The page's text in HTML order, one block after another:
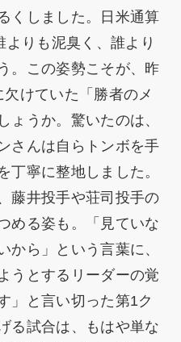
くしました。日米通算
りも泥臭く、誰より
。この姿勢こそが、昨
けていた「勝者のメ
ょうか。驚いたのは、
さんは自らトンボを手
丁寧に整地しました。
藤井投手や荘司投手の
める姿も。「見ていな
から」という言葉に、
うとするリーダーの覚
」と言い切った第1ク
る試合は、もはや単な